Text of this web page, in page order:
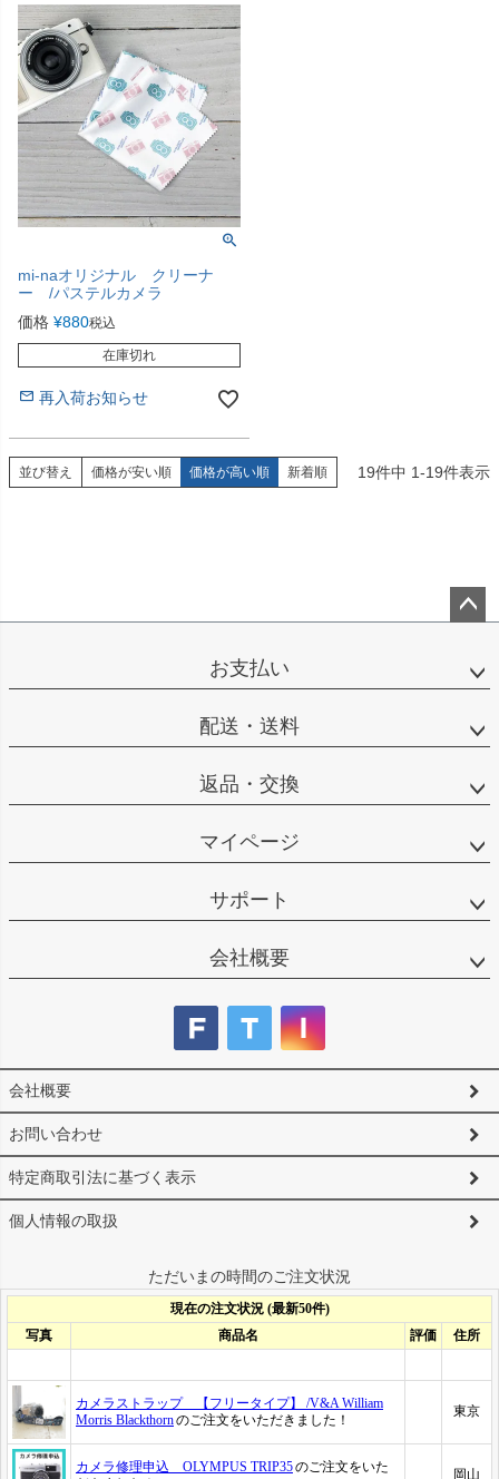
mi-naオリジナル クリーナ
ー /パステルカメラ
価格 ¥880税込
在庫切れ
再入荷お知らせ
並び替え 価格が安い順 価格が高い順 新着順 19件中 1-19件表示
ップ
お支払い
配送・送料
返品・交換
マイページ
サポート
会社概要
会社概要
お問い合わせ
特定商取引法に基づく表示
個人情報の取扱
ただいまの時間のご注文状況